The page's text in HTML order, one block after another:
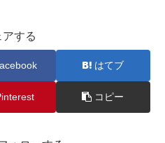
アする
はてブ
コピー